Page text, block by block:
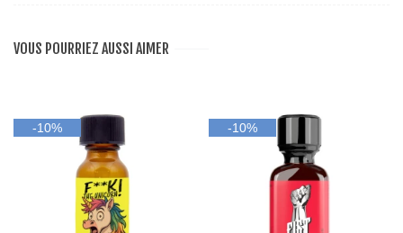
VOUS POURRIEZ AUSSI AIMER
-10% -10%